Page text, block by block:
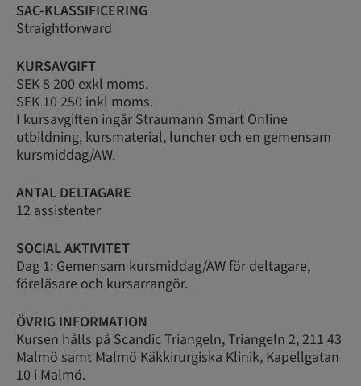
SAC-KLASSIFICERING
Straightforward
KURSAVGIFT
SEK 8 200 exkl moms.
SEK 10 250 inkl moms.
I kursavgiften ingår Straumann Smart Online
utbildning, kursmaterial, luncher och en gemensam
kursmiddag/AW.
ANTAL DELTAGARE
12 assistenter
SOCIAL AKTIVITET
Dag 1: Gemensam kursmiddag/AW för deltagare,
föreläsare och kursarrangör.
ÖVRIG INFORMATION
Kursen hålls på Scandic Triangeln, Triangeln 2, 211 43
Malmö samt Malmö Käkkirurgiska Klinik, Kapellgatan
10 i Malmö.